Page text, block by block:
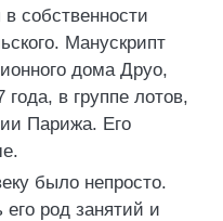
собственности
Манускрипт
дома Друо,
в группе лотов,
Парижа. Его
было непросто.
род занятий и